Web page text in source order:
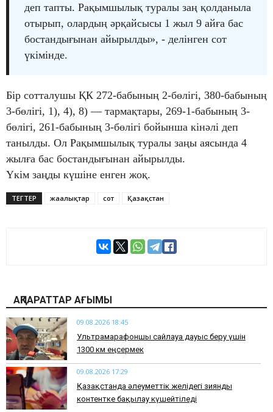
деп тапты. Рақымшылық туралы заң қолданыла
отырып, олардың әрқайсысы 1 жыл 9 айға бас
бостандығынан айырылды», - делінген сот
үкімінде.
Бір сотталушы ҚК 272-бабының 2-бөлігі, 380-бабының
3-бөлігі, 1), 4), 8) — тармақтары, 269-1-бабының 3-
бөлігі, 261-бабының 3-бөлігі бойынша кінәлі деп
танылды. Ол Рақымшылық туралы заңы аясында 4
жылға бас бостандығынан айырылды.
Үкім заңды күшіне енген жоқ.
ТЕГТЕР жаңалықтар сот Қазақстан
АҚПАРАТТАР АҒЫМЫ
09.08.2026 18:45
Ультрамарафоншы сайлауға дауыс беру үшін
1300 км еңсермек
09.08.2026 17:29
Қазақстанда әлеуметтік желідегі зиянды
контентке бақылау күшейтіледі